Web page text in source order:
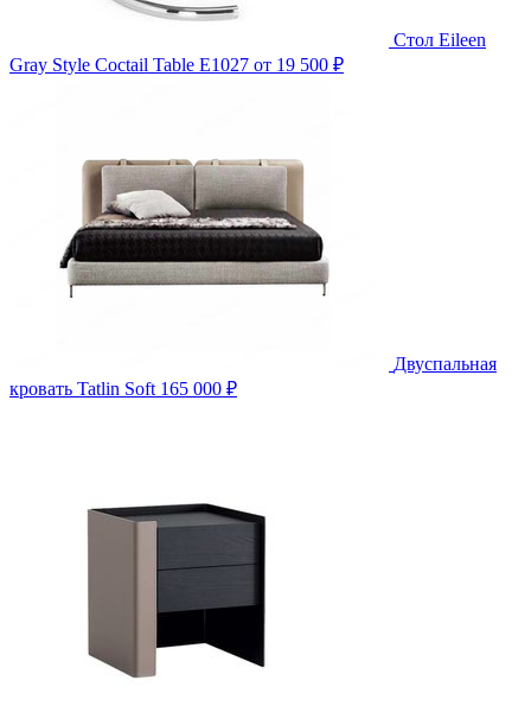
Стол Eileen
Gray Style Coctail Table E1027 от 19 500 ₽
Двуспальная
кровать Tatlin Soft 165 000 ₽